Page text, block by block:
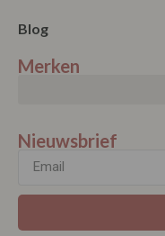
Blog
Merken
Nieuwsbrief